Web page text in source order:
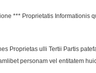
*** Proprietatis Informationis
Proprietas ulli Tertii Partis
personam vel entitatem